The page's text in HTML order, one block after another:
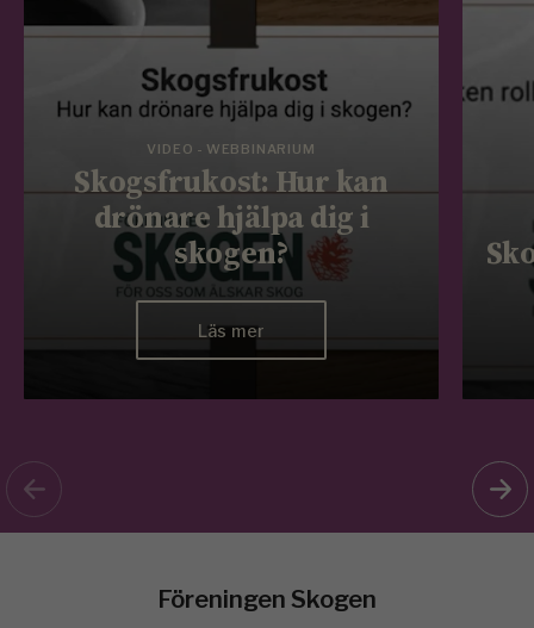
VIDEO - WEBBINARIUM
Skogsfrukost: Hur kan
drönare hjälpa dig i
skogen?
Läs mer
Föreningen Skogen